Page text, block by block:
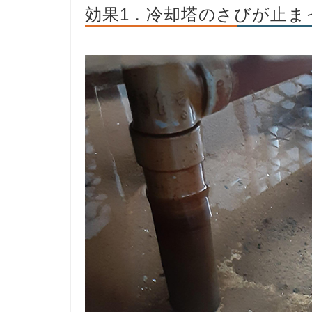
効果1．冷却塔のさびが止ま